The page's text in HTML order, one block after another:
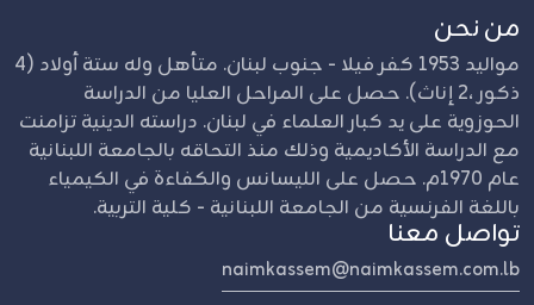
من نحن
مواليد 1953 كفر فيلا - جنوب لبنان. متأهل وله ستة أولاد (4
ذكور ،2 إناث). حصل على المراحل العليا من الدراسة
الحوزوية على يد كبار العلماء في لبنان. دراسته الدينية تزامنت
مع الدراسة الأكاديمية وذلك منذ التحاقه بالجامعة اللبنانية
عام 1970م. حصل على الليسانس والكفاءة في الكيمياء
باللغة الفرنسية من الجامعة اللبنانية - كلية التربية.
تواصل معنا
naimkassem@naimkassem.com.lb